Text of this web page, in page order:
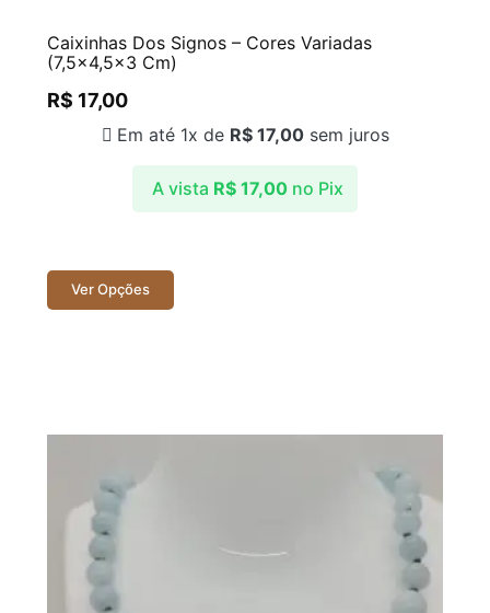
Caixinhas Dos Signos – Cores Variadas
(7,5×4,5×3 Cm)
R$ 17,00
A vista R$17,00 no Pix
Em até 1x de R$17,00sem juros
Ver Opções